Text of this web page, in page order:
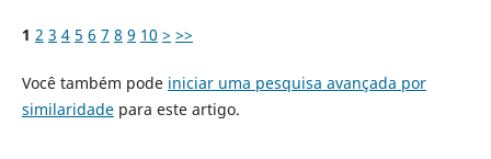
1 2 3 4 5 6 7 8 9 10 > >>
Você também pode iniciar uma pesquisa avançada por
similaridadepara este artigo.